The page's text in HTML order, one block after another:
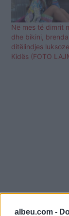
albeu.com -
Në mes të dimrit
dhe bikini, brenda
ditëlindjes
Kidës (FOTO